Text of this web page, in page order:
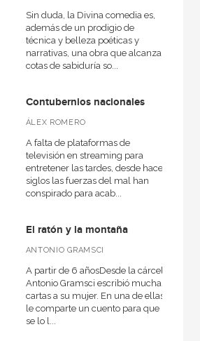
Sin duda, la Divina comedia es,
además de un prodigio de
técnica y belleza poéticas y
narrativas, una obra que alcanza
cotas de sabiduría so...
Contubernios nacionales
ÁLEX ROMERO
A falta de plataformas de
televisión en streaming para
entretener las tardes, desde hace
siglos las fuerzas del mal han
conspirado para acab...
El ratón y la montaña
ANTONIO GRAMSCI
A partir de 6 añosDesde la cárcel,
Antonio Gramsci escribió muchas
cartas a su mujer. En una de ellas
le comparte un cuento para que
se lo l...